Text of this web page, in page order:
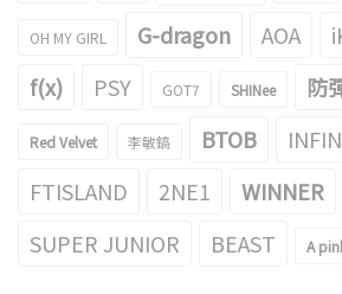
OH MY GIRL G-dragon AOA
f(x) PSY GOT7 SHINee 防
Red Velvet 李敏鎬 BTOB
FTISLAND
2NE1 WINNER
SUPER JUNIOR BEAST A